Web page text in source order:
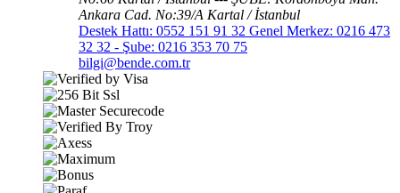
Ankara Cad. No:39/A Kartal / İstanbul
Destek Hattı: 0552 151 91 32 Genel Merkez: 0216 473
32 32 - Şube: 0216 353 70 75
bilgi@bende.com.tr